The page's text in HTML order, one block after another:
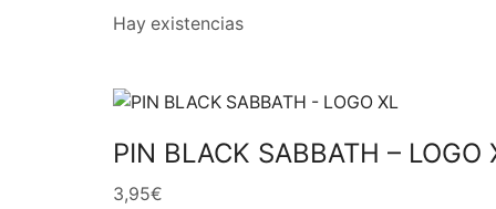
Hay existencias
PIN BLACK SABBATH – LOGO
3,95€